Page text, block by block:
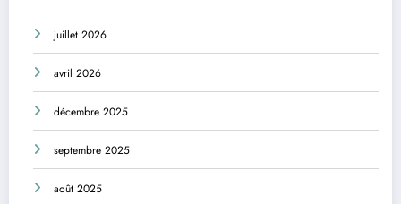
juillet 2026
avril 2026
décembre 2025
septembre 2025
août 2025